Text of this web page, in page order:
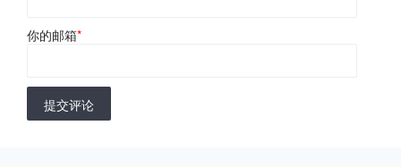
你的邮箱*
提交评论